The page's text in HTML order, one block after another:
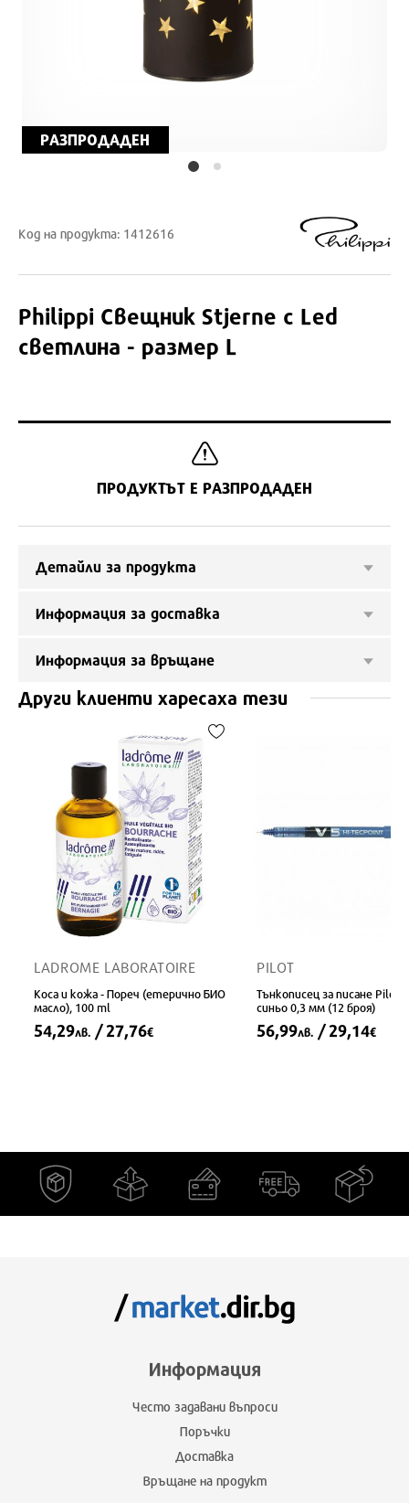
РАЗПРОДАДЕН
Код на продукта: 1412616
Philippi Свещник Stjerne с Led
светлина - размер L
ПРОДУКТЪТ Е РАЗПРОДАДЕН
Детайли за продукта
Информация за доставка
Информация за връщане
Други клиенти харесаха тези
LADROME LABORATOIRE
Коса и кожа - Пореч (етерично БИО
масло), 100 ml
54,29лв. / 27,76€
PILOT
Тънкописец за писане Pilot
синьо 0,3 мм (12 броя)
56,99лв. / 29,14€
Информация
Често задавани въпроси
Поръчки
Доставка
Връщане на продукт